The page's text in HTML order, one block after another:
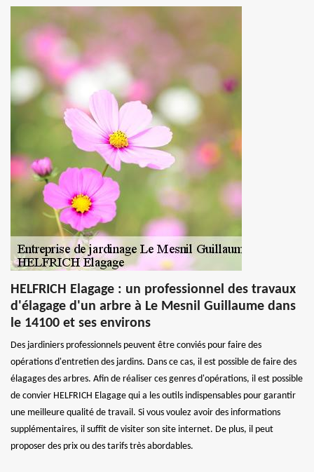
HELFRICH Elagage : un professionnel des travaux
d'élagage d'un arbre à Le Mesnil Guillaume dans
le 14100 et ses environs
Des jardiniers professionnels peuvent être conviés pour faire des
opérations d'entretien des jardins. Dans ce cas, il est possible de faire des
élagages des arbres. Afin de réaliser ces genres d'opérations, il est possible
de convier HELFRICH Elagage qui a les outils indispensables pour garantir
une meilleure qualité de travail. Si vous voulez avoir des informations
supplémentaires, il suffit de visiter son site internet. De plus, il peut
proposer des prix ou des tarifs très abordables.